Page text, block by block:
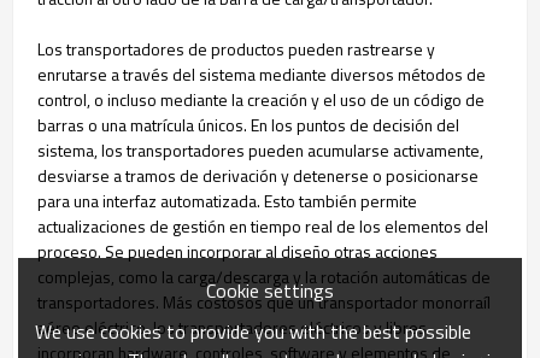
Los transportadores de productos pueden rastrearse y
enrutarse a través del sistema mediante diversos métodos de
control, o incluso mediante la creación y el uso de un código de
barras o una matrícula únicos. En los puntos de decisión del
sistema, los transportadores pueden acumularse activamente,
desviarse a tramos de derivación y detenerse o posicionarse
para una interfaz automatizada. Esto también permite
actualizaciones de gestión en tiempo real de los elementos del
proceso. Se pueden incorporar al diseño otras acciones
complejas, como la carga/descarga y la rotación automáticas de
transportadores. Más costosos que un transportador monorraíl
aéreo eléctrico, los transportadores eléctricos y libres
incorporan hardware, controles, software y elementos de
Cookie settings
We use cookies to provide you with the best possible